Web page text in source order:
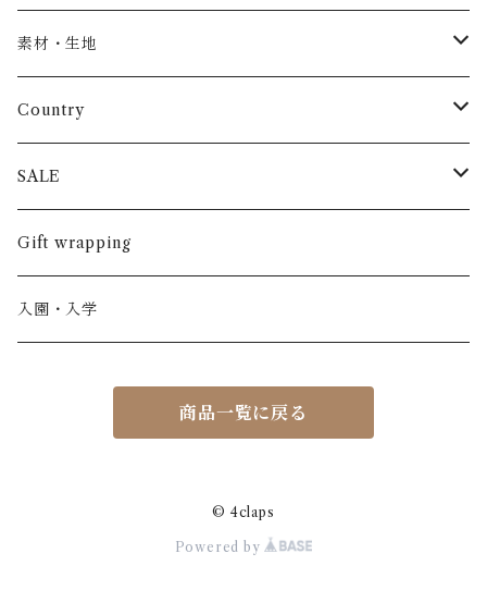
トップス
長袖
半袖
パンツ
長ズボン
半ズボン
スカート
ワンピース
カーディガン / 羽織もの
AS WE GROW
ARCH&LINE
BABE & TESS
BOBOCHOSES
BONHEUR DU JOUR
素材・生地
コットン 100%
リネン( 麻 )
ウール
アルパカ
Country
France / フランス
Italy / イタリア
NY / ニューヨーク
Spain / スペイン
SALE
男の子
女の子
くつ・帽子・Bag
Gift wrapping
入園・入学
商品一覧に戻る
© 4claps
Powered by